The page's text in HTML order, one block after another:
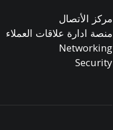
مركز الأتصال
منصة ادارة علاقات العملاء
Networking
Security